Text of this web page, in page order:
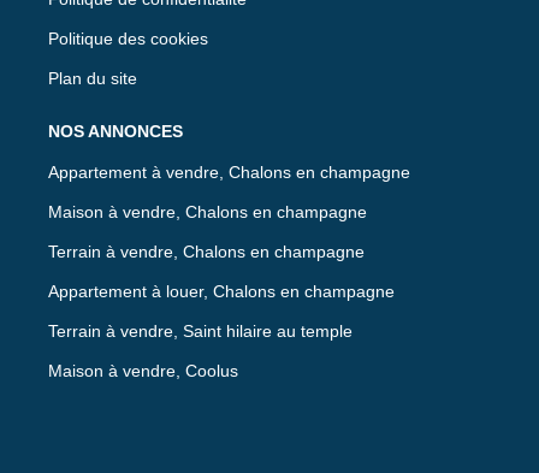
Politique des cookies
Plan du site
NOS ANNONCES
Appartement à vendre, Chalons en champagne
Maison à vendre, Chalons en champagne
Terrain à vendre, Chalons en champagne
Appartement à louer, Chalons en champagne
Terrain à vendre, Saint hilaire au temple
Maison à vendre, Coolus